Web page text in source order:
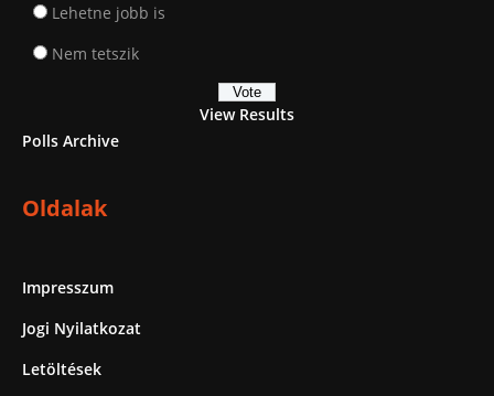
Lehetne jobb is
Nem tetszik
View Results
Polls Archive
Oldalak
Impresszum
Jogi Nyilatkozat
Letöltések